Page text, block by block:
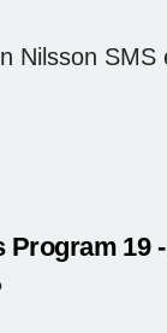
Nilsson
19